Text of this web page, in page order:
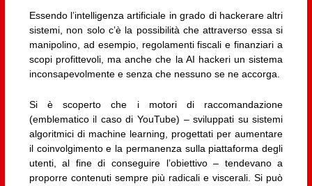
Essendo l’intelligenza artificiale in grado di hackerare altri
sistemi, non solo c’è la possibilità che attraverso essa si
manipolino, ad esempio, regolamenti fiscali e finanziari a
scopi profittevoli, ma anche che la AI hackeri un sistema
inconsapevolmente e senza che nessuno se ne accorga.
Si è scoperto che i motori di raccomandazione
(emblematico il caso di YouTube) – sviluppati su sistemi
algoritmici di machine learning, progettati per aumentare
il coinvolgimento e la permanenza sulla piattaforma degli
utenti, al fine di conseguire l’obiettivo – tendevano a
proporre contenuti sempre più radicali e viscerali. Si può